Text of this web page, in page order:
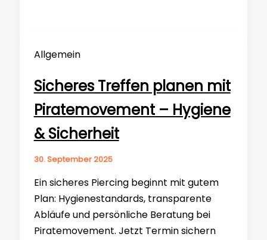
Allgemein
Sicheres Treffen planen mit
Piratemovement – Hygiene
& Sicherheit
30. September 2025
Ein sicheres Piercing beginnt mit gutem
Plan: Hygienestandards, transparente
Abläufe und persönliche Beratung bei
Piratemovement. Jetzt Termin sichern